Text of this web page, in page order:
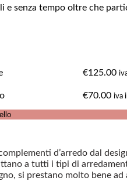
e senza tempo oltre che
€125.00
€70.00 iva
d’arredo dal
a tutti i tipi di
si prestano molto bene ad